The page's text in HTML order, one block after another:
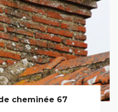
cheminée 67